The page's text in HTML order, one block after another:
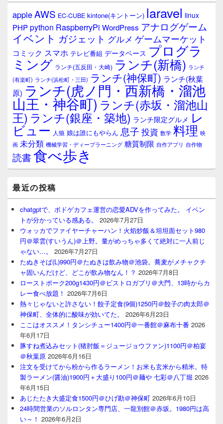
appleAWS EC-CUBE kintone(キントーン) laravel linux
PHPpython RaspberryPi WordPress アナログゲーム
イベント ガジェット グルメ ゲームマーケット
コミック スマホ テレビ番組 データベース プログラ
ミング ランチ(五反田・大崎) ランチ(新橋) ランチ
(有楽町) ランチ(浜松町・三田) ランチ(神保町) ランチ(秋葉
原) ランチ(虎ノ門・西新橋・溜池
山王・神谷町) ランチ(赤坂・溜池山
王) ランチ(銀座・築地) ランチ限定グルメ レ
ビュー 人狼 娘は誰にもやらん 息子 投資 数学 料理 映
画 未分類 機械学習・ディープラーニング 糖質制限 自作アプリ 自作物
読書食べ歩き
最近の投稿
chatgptで、ボドゲカフェ運営の恋愛ADVを作ってみた。 イベン
トが分かっている感ある。
2026年7月27日
ウォッカでファイヤーチャーハン！火焰炒飯＆坦坦面セット980
円＠翠雲(すいうん)＠上野。量がめっちゃ多くて絶対に一人前じ
ゃない…。
2026年7月27日
たぬきそば(L)990円＠たぬきは飲み物＠池袋。蕎麦がメチャクチ
ャ固いんだけど、どこが飲み物なん！？ 2026年7月8日
ローストポーク200g1430円＠ビストロガブリ＠大門、13時からカ
レー食べ放題！ 2026年7月6日
熱々じゃないと許さない！餃子定食(9個)1250円＠餃子の肉太郎＠
神保町、全体的に酸味が効いてた。
2026年6月23日
ここはオススメ！タンシチュー1400円＠一番館＠麻布十番 2026
年6月17日
豚すね煮込みセット(猪肘飯＝ジュージョウファン)1100円＠柏宴
＠秋葉原 2026年6月16日
注文を受けてから粉から作るラーメン！お米も玄米から精米。特
製ラーメン(醤油)1900円＋大盛り100円＠麺や 七彩＠八丁堀 2026
年6月15日
あじたたき大盛定食1500円＠ひげ勘＠神保町 2026年6月10日
24時間営業のソルロンタン専門店、一龍別館＠赤坂。1980円は高
い～！ 2026年6月2日